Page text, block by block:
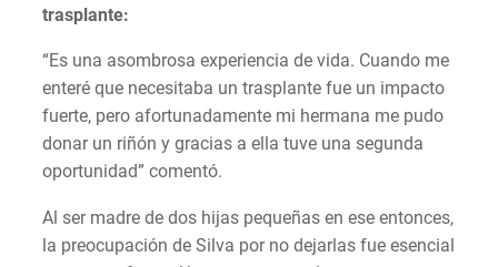
trasplante:
“Es una asombrosa experiencia de vida. Cuando me
enteré que necesitaba un trasplante fue un impacto
fuerte, pero afortunadamente mi hermana me pudo
donar un riñón y gracias a ella tuve una segunda
oportunidad” comentó.
Al ser madre de dos hijas pequeñas en ese entonces,
la preocupación de Silva por no dejarlas fue esencial